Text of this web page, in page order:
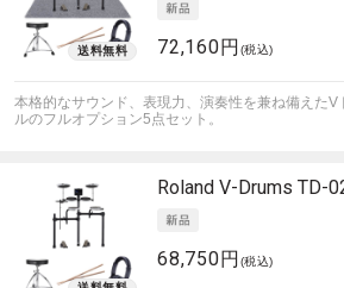
72,160円 (税込)
本格的なサウンド、表現力、演奏性を兼ね備えた
ルのフルオプション5点セット。
Roland V-Drums TD-
68,750円 (税込)